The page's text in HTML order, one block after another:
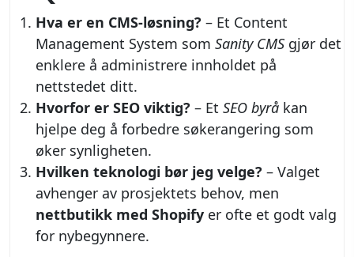
Hva er en CMS-løsning? – Et Content
Management System som Sanity CMS gjør det
enklere å administrere innholdet på
nettstedet ditt.
Hvorfor er SEO viktig? – Et SEO byrå kan
hjelpe deg å forbedre søkerangering som
øker synligheten.
Hvilken teknologi bør jeg velge? – Valget
avhenger av prosjektets behov, men
nettbutikk med Shopify er ofte et godt valg
for nybegynnere.